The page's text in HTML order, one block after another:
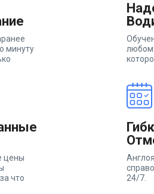
минуту
любом
цены
что
24/7.